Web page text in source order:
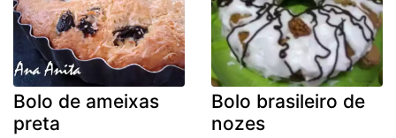
Bolo de ameixas
preta
Bolo brasileiro de
nozes